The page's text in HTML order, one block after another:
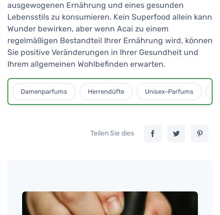
ausgewogenen Ernährung und eines gesunden
Lebensstils zu konsumieren. Kein Superfood allein kann
Wunder bewirken, aber wenn Acai zu einem
regelmäßigen Bestandteil Ihrer Ernährung wird, können
Sie positive Veränderungen in Ihrer Gesundheit und
Ihrem allgemeinen Wohlbefinden erwarten.
Damenparfums Herrendüfte Unisex-Parfums
Teilen Sie dies